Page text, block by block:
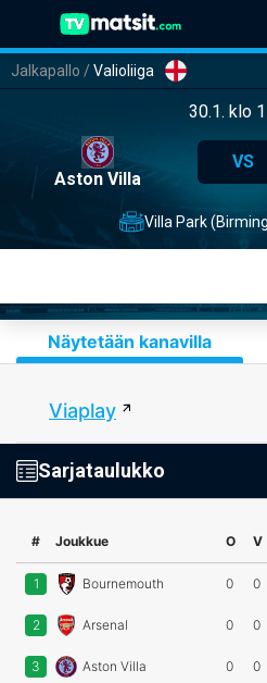
Jalkapallo /Valioliiga
30.1. klo
Aston Villa
VS
Villa Park
Näytetään kanavilla
Viaplay
Sarjataulukko
# Joukkue O V
1 Bournemouth 0 0
2 Arsenal 0 0
3 Aston Villa 0 0